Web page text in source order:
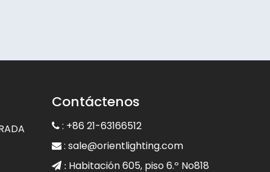
Contáctenos
 : +86 21-63166512
 : sale@orientlighting.com
 : Habitación 605, piso 6.º No818